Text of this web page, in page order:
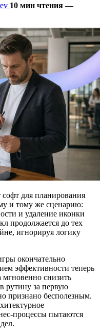
10 мин чтения —
для планирования
и тому же сценарию:
и удаление иконки
продолжается до тех
игнорируя логику
окончательно
эффективности теперь
мгновенно снизить
рутину за первую
признано бесполезным.
процессы пытаются